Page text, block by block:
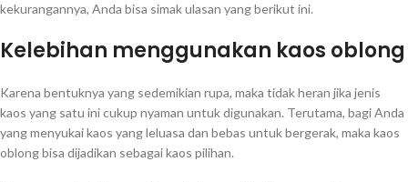
kekurangannya, Anda bisa simak ulasan yang berikut ini.
Kelebihan menggunakan kaos oblong
Karena bentuknya yang sedemikian rupa, maka tidak heran jika jenis
kaos yang satu ini cukup nyaman untuk digunakan. Terutama, bagi Anda
yang menyukai kaos yang leluasa dan bebas untuk bergerak, maka kaos
oblong bisa dijadikan sebagai kaos pilihan.